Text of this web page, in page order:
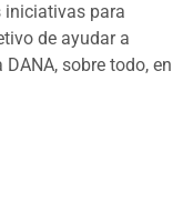
iniciativas para
de ayudar a
sobre todo, en